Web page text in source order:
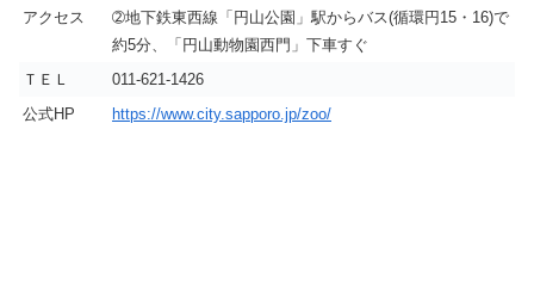
アクセス
➁地下鉄東西線「円山公園」駅からバス(循環円15・16)で
約5分、「円山動物園西門」下車すぐ
ＴＥＬ
011-621-1426
公式HP
https://www.city.sapporo.jp/zoo/